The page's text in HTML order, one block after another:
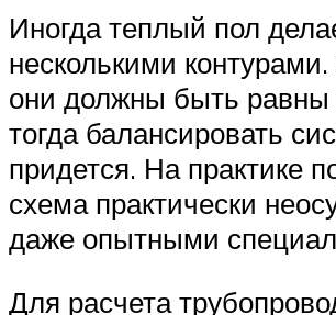
Иногда теплый пол
несколькими
они должны быть равны
тогда балансировать
придется. На практике
схема практически
даже опытными
Для расчета